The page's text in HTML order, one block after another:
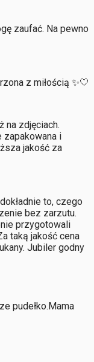
zaufać. Na pewno
z miłością ✨🤍
na zdjęciach.
zapakowana i
jakość za
to, czego
bez zarzutu.
przygotowali
taką jakość cena
Jubiler godny
pudełko.Mama